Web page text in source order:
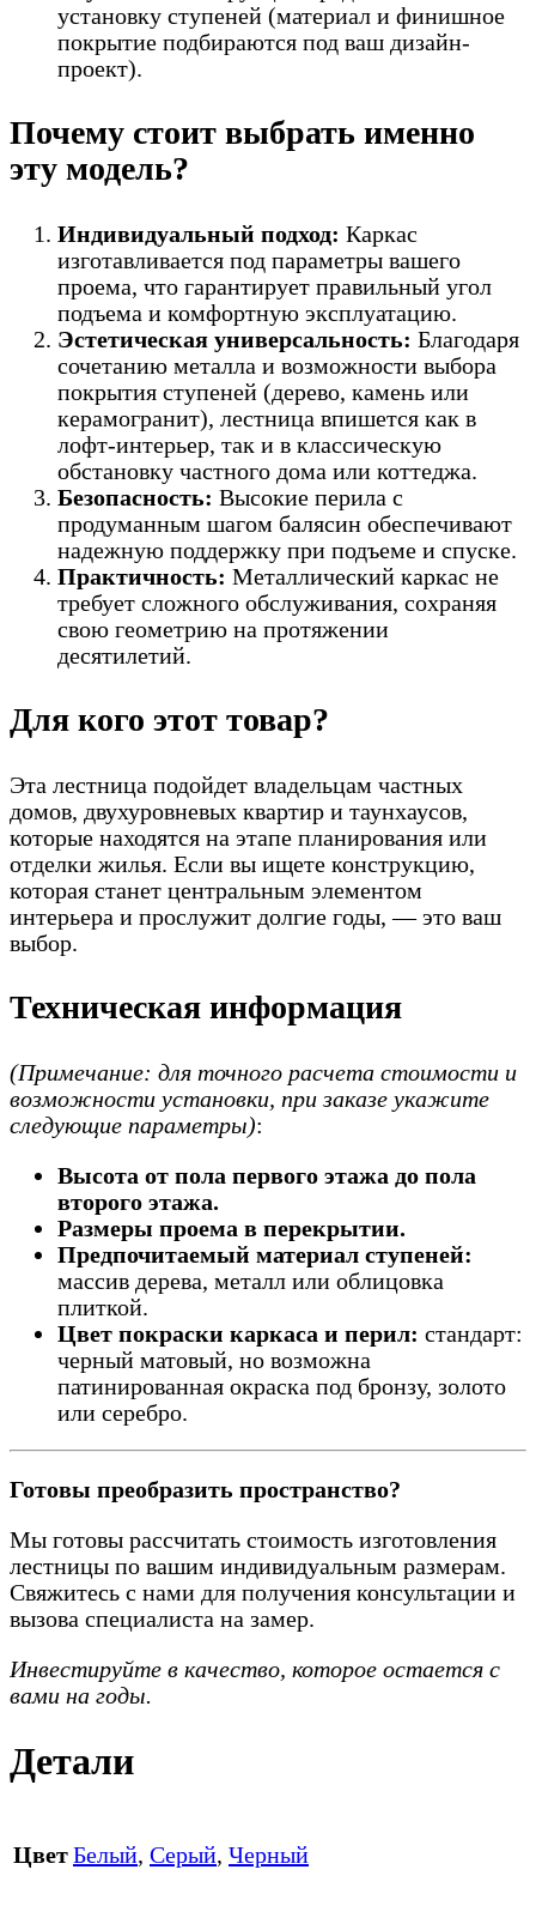
установку ступеней (материал и финишное
покрытие подбираются под ваш дизайн-
проект).
Почему стоит выбрать именно
эту модель?
Индивидуальный подход: Каркас
изготавливается под параметры вашего
проема, что гарантирует правильный угол
подъема и комфортную эксплуатацию.
Эстетическая универсальность: Благодаря
сочетанию металла и возможности выбора
покрытия ступеней (дерево, камень или
керамогранит), лестница впишется как в
лофт-интерьер, так и в классическую
обстановку частного дома или коттеджа.
Безопасность: Высокие перила с
продуманным шагом балясин обеспечивают
надежную поддержку при подъеме и спуске.
Практичность: Металлический каркас не
требует сложного обслуживания, сохраняя
свою геометрию на протяжении
десятилетий.
Для кого этот товар?
Эта лестница подойдет владельцам частных
домов, двухуровневых квартир и таунхаусов,
которые находятся на этапе планирования или
отделки жилья. Если вы ищете конструкцию,
которая станет центральным элементом
интерьера и прослужит долгие годы, — это ваш
выбор.
Техническая информация
(Примечание: для точного расчета стоимости и
возможности установки, при заказе укажите
следующие параметры):
Высота от пола первого этажа до пола
второго этажа.
Размеры проема в перекрытии.
Предпочитаемый материал ступеней:
массив дерева, металл или облицовка
плиткой.
Цвет покраски каркаса и перил: стандарт:
черный матовый, но возможна
патинированная окраска под бронзу, золото
или серебро.
Готовы преобразить пространство?
Мы готовы рассчитать стоимость изготовления
лестницы по вашим индивидуальным размерам.
Свяжитесь с нами для получения консультации и
вызова специалиста на замер.
Инвестируйте в качество, которое остается с
вами на годы.
Детали
ЦветБелый, Серый, Черный